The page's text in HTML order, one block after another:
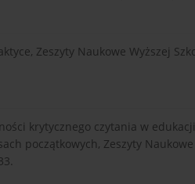
Zeszyty Naukowe Wyższej
krytycznego czytania w
początkowych, Zeszyty Naukowe